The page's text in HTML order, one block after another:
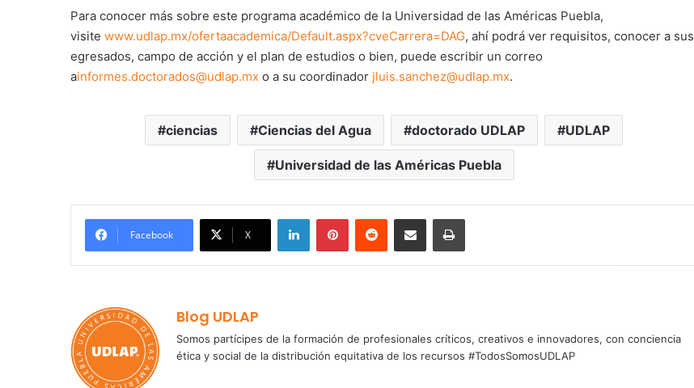
Para conocer más sobre este programa académico de la Universidad de las Américas Puebla,
visite www.udlap.mx/ofertaacademica/Default.aspx?cveCarrera=DAG, ahí podrá ver requisitos, conocer a sus
egresados, campo de acción y el plan de estudios o bien, puede escribir un correo
ainformes.doctorados@udlap.mx o a su coordinador jluis.sanchez@udlap.mx.
ciencias Ciencias del Agua doctorado UDLAP UDLAP
Universidad de las Américas Puebla
Facebook X
LinkedInPinterestReddit Share via Email Print
Blog UDLAP
Somos partícipes de la formación de profesionales críticos, creativos e innovadores, con conciencia
ética y social de la distribución equitativa de los recursos #TodosSomosUDLAP